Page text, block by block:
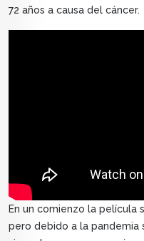
72 años a causa del cáncer.
En un comienzo la película
pero debido a la pandemia